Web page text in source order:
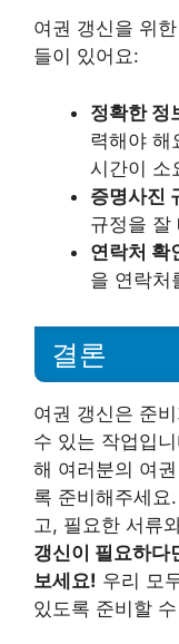
여권 갱신을 위
들이 있어요:
정확한 정
력해야 해
시간이 소
증명사진
규정을 잘
연락처 확
을 연락처
결론
여권 갱신은 준
수 있는 작업입
해 여러분의 여
록 준비해주세요
고, 필요한 서류
갱신이 필요하다
보세요! 우리 모
있도록 준비할